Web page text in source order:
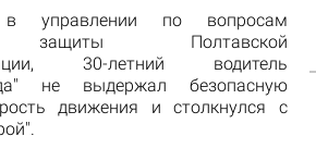
управлении по вопросам
защиты Полтавской
30-летний водитель
" не выдержал
безопасную
движения и столкнулся с
.